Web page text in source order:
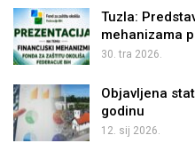
Tuzla:
mehanizama
30. tra 2026.
Objavljena
godinu
12. sij 2026.